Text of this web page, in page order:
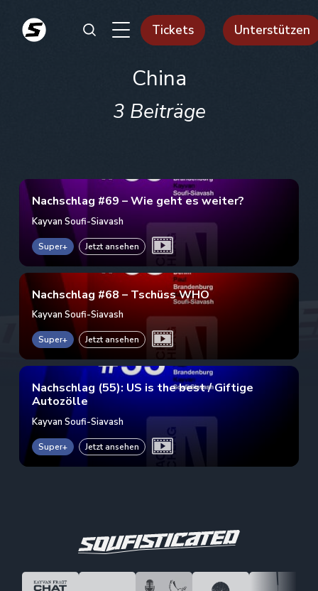
Tickets Unterstützen
China
3 Beiträge
Nachschlag #69 – Wie geht es weiter?
Kayvan Soufi-Siavash
Super+ Jetzt ansehen
Nachschlag #68 – Tschüss WHO
Kayvan Soufi-Siavash
Super+ Jetzt ansehen
Nachschlag (55): US is the best / Giftige
Autozölle
Kayvan Soufi-Siavash
Super+ Jetzt ansehen